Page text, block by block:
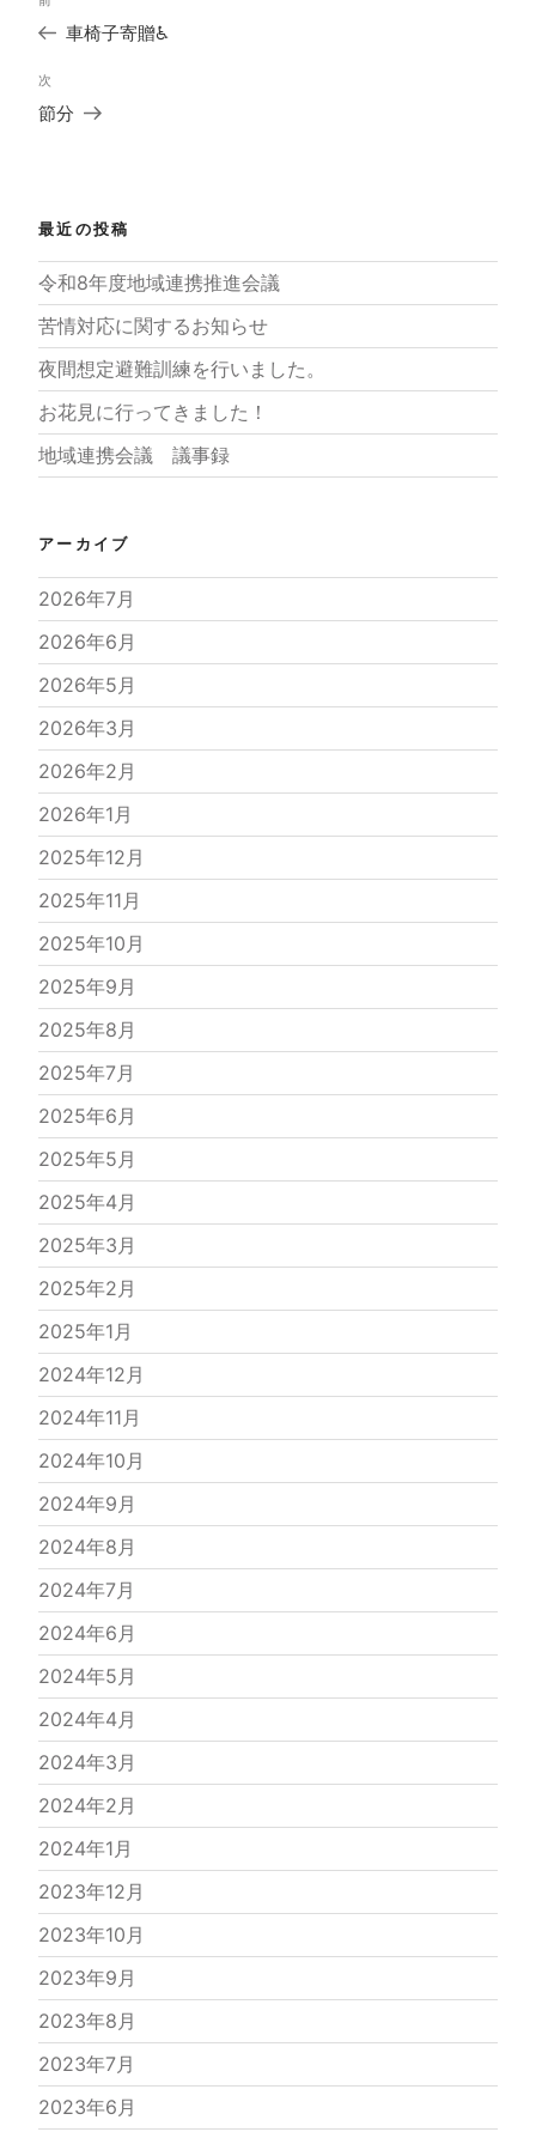
稿
ナ
ゲ
シ
去
の
投
稿
車椅子寄贈♿
次
の
投
次
節分
最近の投稿
令和8年度地域連携推進会議
苦情対応に関するお知らせ
夜間想定避難訓練を行いました。
お花見に行ってきました！
地域連携会議 議事録
アーカイブ
2026年7月
2026年6月
2026年5月
2026年3月
2026年2月
2026年1月
2025年12月
2025年11月
2025年10月
2025年9月
2025年8月
2025年7月
2025年6月
2025年5月
2025年4月
2025年3月
2025年2月
2025年1月
2024年12月
2024年11月
2024年10月
2024年9月
2024年8月
2024年7月
2024年6月
2024年5月
2024年4月
2024年3月
2024年2月
2024年1月
2023年12月
2023年10月
2023年9月
2023年8月
2023年7月
2023年6月